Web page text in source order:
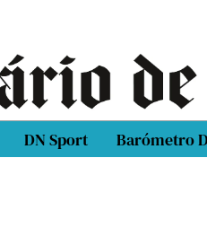
DN Sport Barómetro